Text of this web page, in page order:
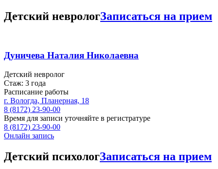
Детский неврологЗаписаться на прием
Дуничева Наталия Николаевна
Детский невролог
Стаж: 3 года
Расписание работы
г. Вологда, Планерная, 18
8 (8172) 23-90-00
Время для записи уточняйте в регистратуре
8 (8172) 23-90-00
Онлайн запись
Детский психологЗаписаться на прием